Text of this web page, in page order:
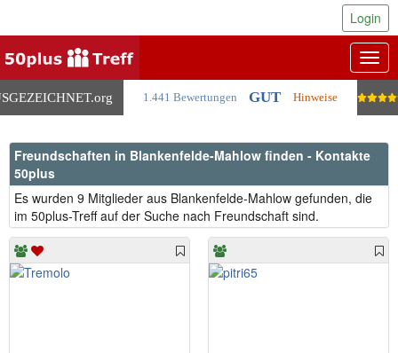
.org 1.441 Bewertungen GUT Hinweise
Login
Freundschaften in Blankenfelde-Mahlow finden - Kontakte
50plus
Es wurden 9 Mitglieder aus Blankenfelde-Mahlow gefunden, die
im 50plus-Treff auf der Suche nach Freundschaft sind.